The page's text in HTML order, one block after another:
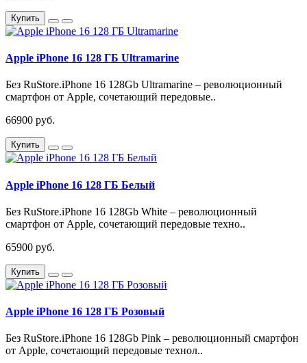
Купить
Apple iPhone 16 128 ГБ Ultramarine
Без RuStore.iPhone 16 128Gb Ultramarine – революционный
смартфон от Apple, сочетающий передовые..
66900 руб.
Купить
Apple iPhone 16 128 ГБ Белый
Без RuStore.iPhone 16 128Gb White – революционный
смартфон от Apple, сочетающий передовые техно..
65900 руб.
Купить
Apple iPhone 16 128 ГБ Розовый
Без RuStore.iPhone 16 128Gb Pink – революционный смартфон
от Apple, сочетающий передовые технол..